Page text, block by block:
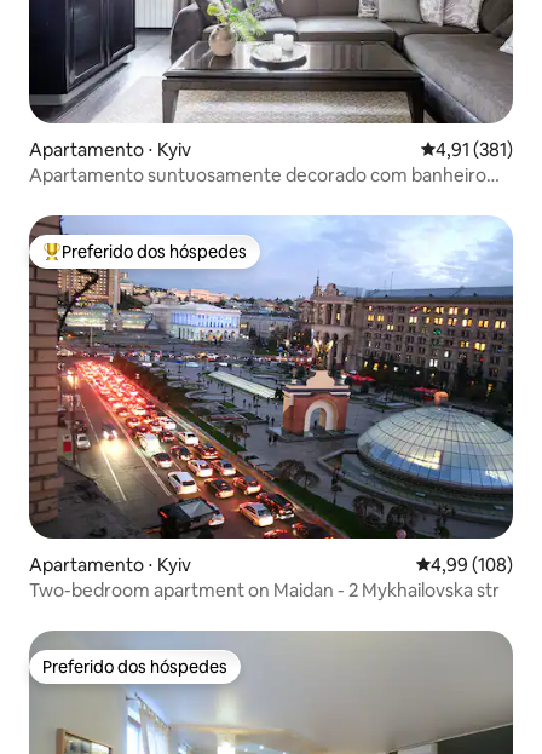
Apartamento ⋅ Kyiv 4,91 de uma
4,91 (381)
Apartamento suntuosamente decorado com banheiro
Entre os melhores preferidos dos hóspedes
Preferido dos hóspedes
Apartamento ⋅ Kyiv 4,99 de uma
4,99 (108)
Two-bedroom apartment on Maidan - 2 Mykhailovska str
Preferido dos hóspedes
Preferido dos hóspedes